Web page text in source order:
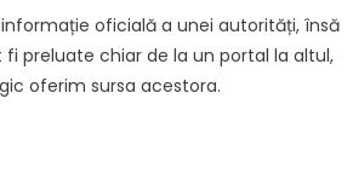
oficială a unei autorități, însă
preluate chiar de la un portal la altul,
oferim sursa acestora.